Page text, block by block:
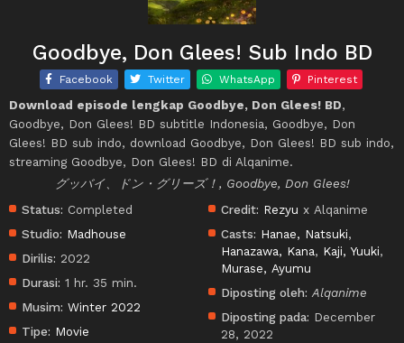
Goodbye, Don Glees! Sub Indo BD
Facebook Twitter WhatsApp Pinterest
Download episode lengkap Goodbye, Don Glees! BD,
Goodbye, Don Glees! BD subtitle Indonesia, Goodbye, Don
Glees! BD sub indo, download Goodbye, Don Glees! BD sub indo,
streaming Goodbye, Don Glees! BD di Alqanime.
グッバイ、ドン・グリーズ！, Goodbye, Don Glees!
Status: Completed
Studio: Madhouse
Dirilis: 2022
Durasi: 1 hr. 35 min.
Musim: Winter 2022
Tipe: Movie
Credit: Rezyu x Alqanime
Casts: Hanae, Natsuki,
Hanazawa, Kana, Kaji, Yuuki,
Murase, Ayumu
Diposting oleh: Alqanime
Diposting pada: December
28, 2022